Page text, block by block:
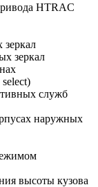
HTRAC
зеркал
служб
наружных
высоты кузова